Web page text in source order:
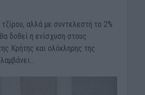
αλλά με συντελεστή το 2%
δοθεί η ενίσχυση στους
Κρήτης και ολόκληρης της